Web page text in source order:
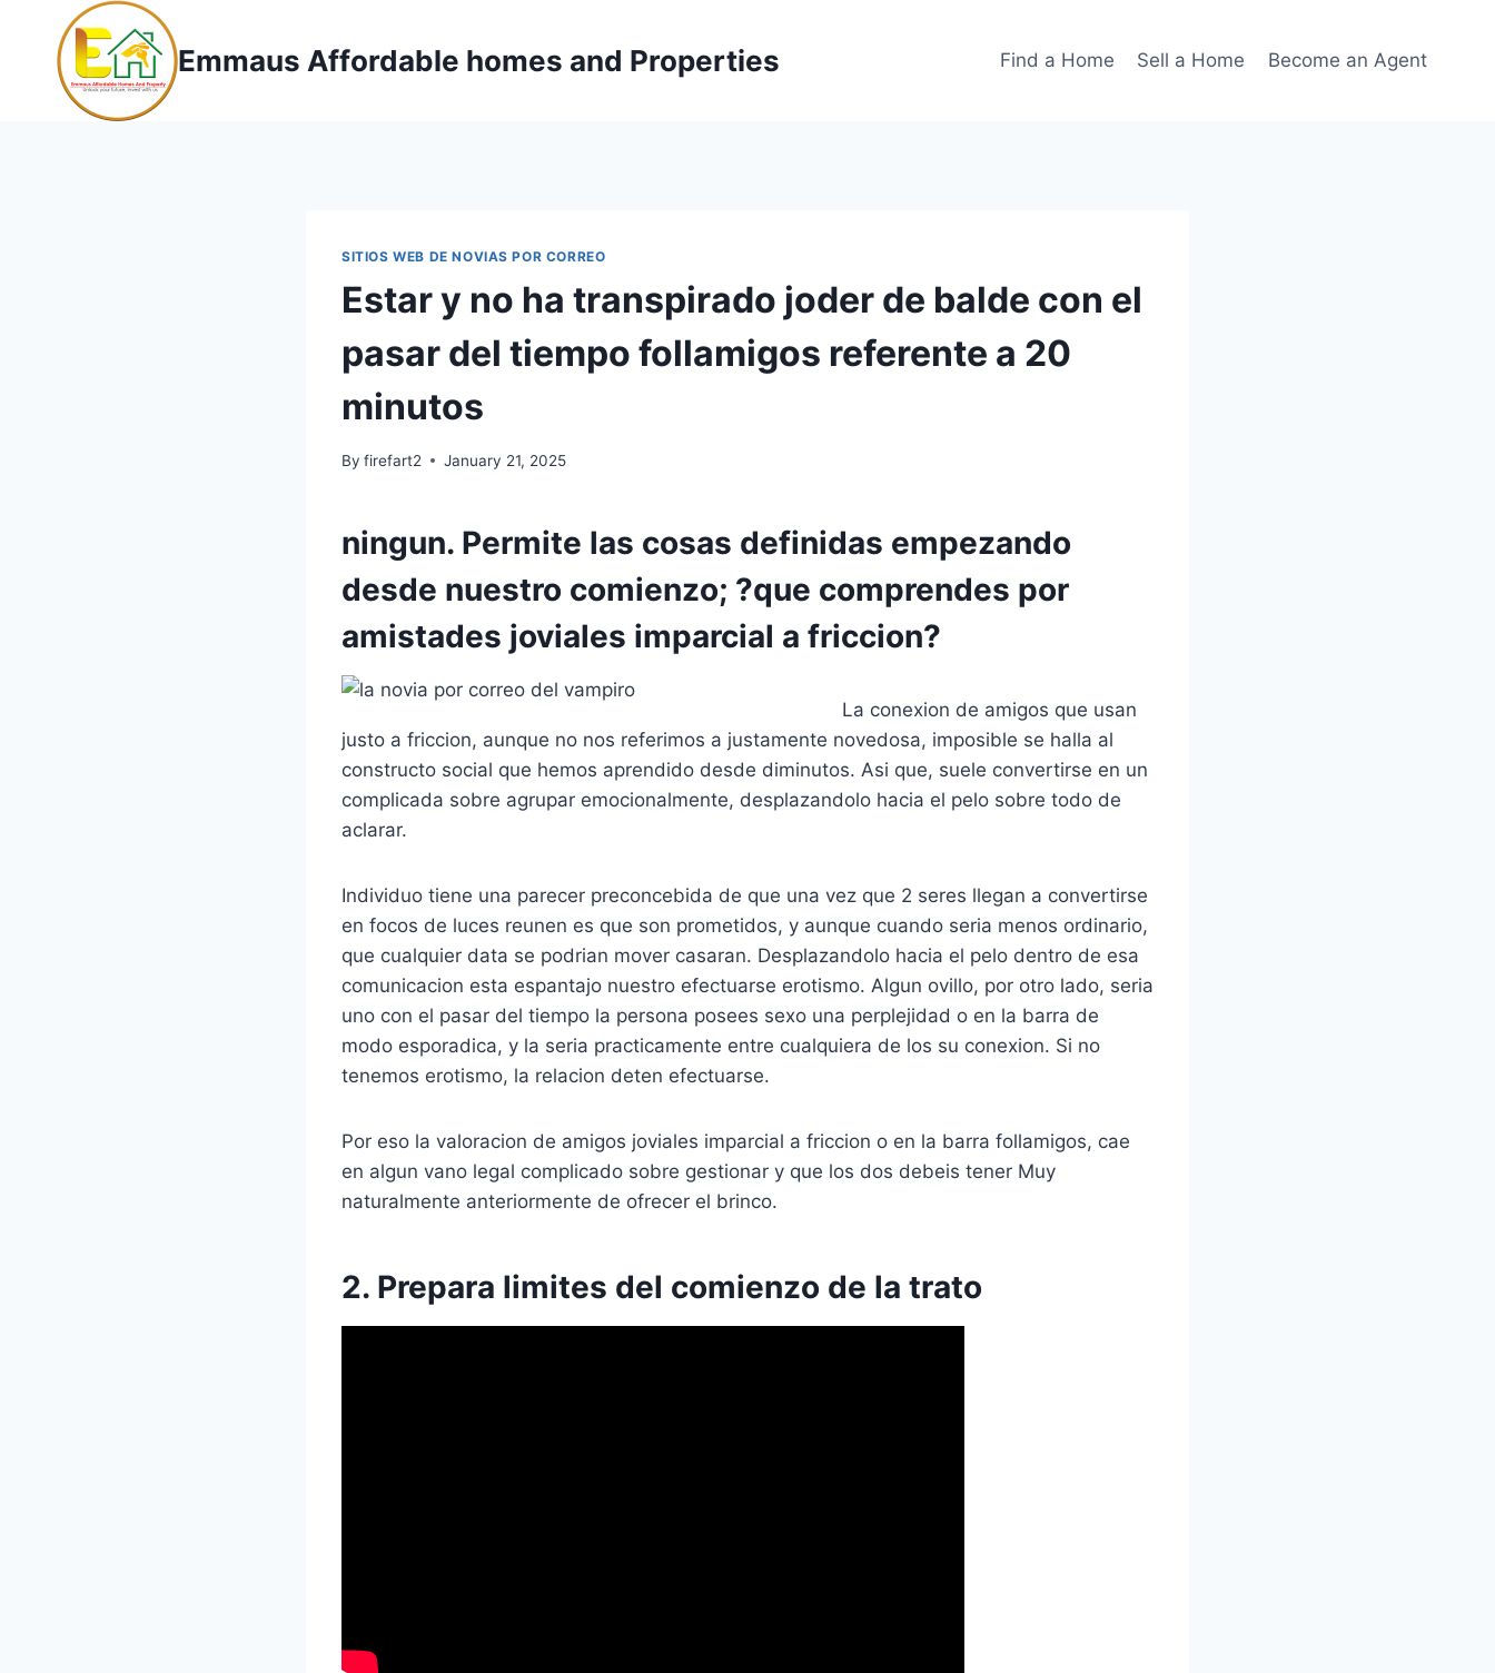
content
Emmaus Affordable homes and Properties Find a Home Sell a Home Become an Agent
SITIOS WEB DE NOVIAS POR CORREO
Estar y no ha transpirado joder de balde con el
pasar del tiempo follamigos referente a 20
minutos
By firefart2 January 21, 2025
ningun. Permite las cosas definidas empezando
desde nuestro comienzo; ?que comprendes por
amistades joviales imparcial a friccion?
La conexion de amigos que usan
justo a friccion, aunque no nos referimos a justamente novedosa, imposible se halla al
constructo social que hemos aprendido desde diminutos. Asi que, suele convertirse en un
complicada sobre agrupar emocionalmente, desplazandolo hacia el pelo sobre todo de
aclarar.
Individuo tiene una parecer preconcebida de que una vez que 2 seres llegan a convertirse
en focos de luces reunen es que son prometidos, y aunque cuando seria menos ordinario,
que cualquier data se podrian mover casaran. Desplazandolo hacia el pelo dentro de esa
comunicacion esta espantajo nuestro efectuarse erotismo. Algun ovillo, por otro lado, seria
uno con el pasar del tiempo la persona posees sexo una perplejidad o en la barra de
modo esporadica, y la seria practicamente entre cualquiera de los su conexion. Si no
tenemos erotismo, la relacion deten efectuarse.
Por eso la valoracion de amigos joviales imparcial a friccion o en la barra follamigos, cae
en algun vano legal complicado sobre gestionar y que los dos debeis tener Muy
naturalmente anteriormente de ofrecer el brinco.
2. Prepara limites del comienzo de la trato